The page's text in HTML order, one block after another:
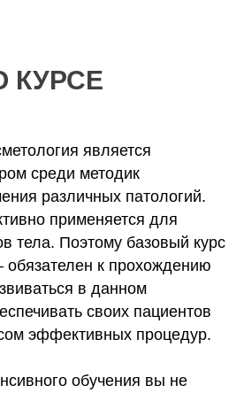
КУРСЕ
является
среди методик
различных патологий.
применяется для
тела. Поэтому базовый курс
к прохождению
в данном
своих пациентов
эффективных процедур.
обучения вы не